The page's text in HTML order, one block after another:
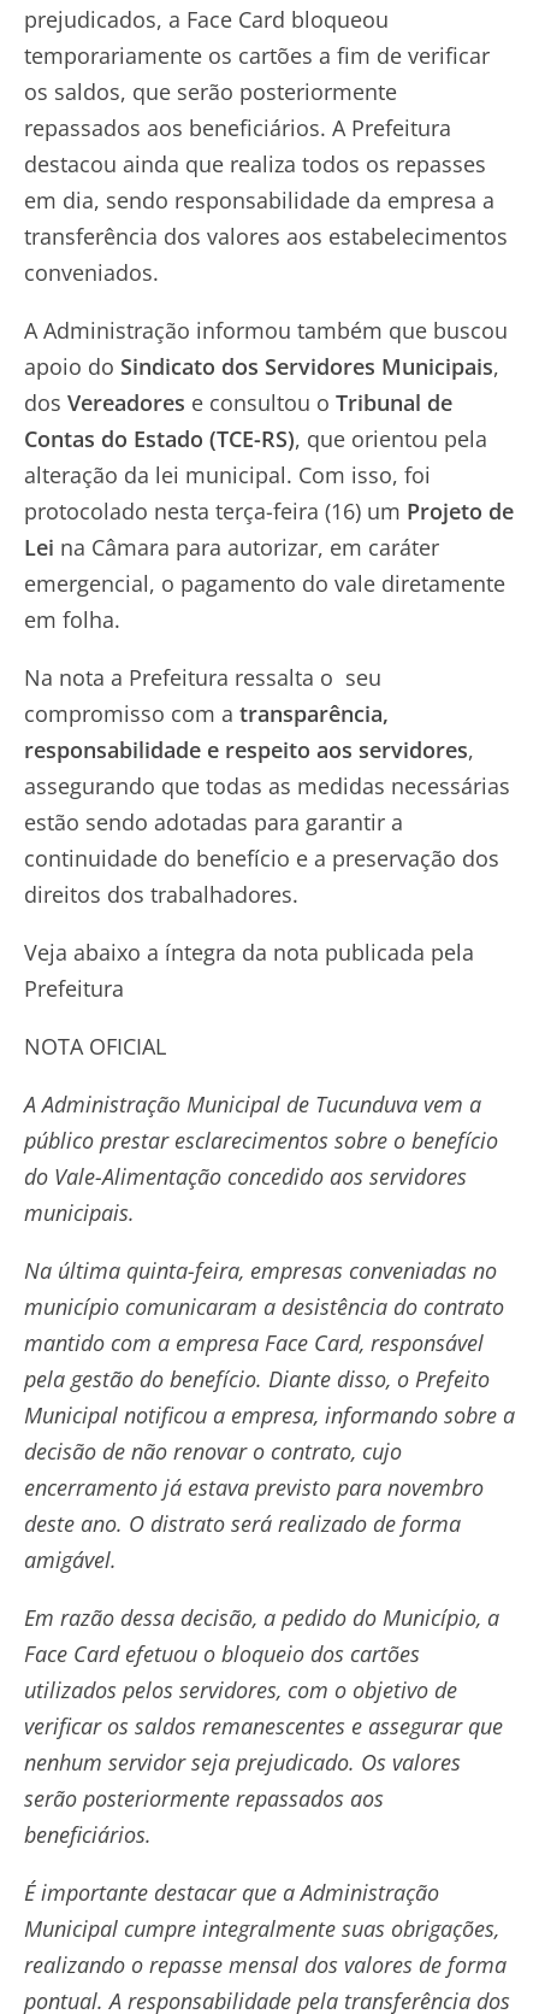
prejudicados, a Face Card bloqueou
temporariamente os cartões a fim de verificar
os saldos, que serão posteriormente
repassados aos beneficiários. A Prefeitura
destacou ainda que realiza todos os repasses
em dia, sendo responsabilidade da empresa a
transferência dos valores aos estabelecimentos
conveniados.
A Administração informou também que buscou
apoio do Sindicato dos Servidores Municipais,
dos Vereadores e consultou o Tribunal de
Contas do Estado (TCE-RS), que orientou pela
alteração da lei municipal. Com isso, foi
protocolado nesta terça-feira (16) um Projeto de
Lei na Câmara para autorizar, em caráter
emergencial, o pagamento do vale diretamente
em folha.
Na nota a Prefeitura ressalta o seu
compromisso com a transparência,
responsabilidade e respeito aos servidores,
assegurando que todas as medidas necessárias
estão sendo adotadas para garantir a
continuidade do benefício e a preservação dos
direitos dos trabalhadores.
Veja abaixo a íntegra da nota publicada pela
Prefeitura
NOTA OFICIAL
A Administração Municipal de Tucunduva vem a
público prestar esclarecimentos sobre o benefício
do Vale-Alimentação concedido aos servidores
municipais.
Na última quinta-feira, empresas conveniadas no
município comunicaram a desistência do contrato
mantido com a empresa Face Card, responsável
pela gestão do benefício. Diante disso, o Prefeito
Municipal notificou a empresa, informando sobre a
decisão de não renovar o contrato, cujo
encerramento já estava previsto para novembro
deste ano. O distrato será realizado de forma
amigável.
Em razão dessa decisão, a pedido do Município, a
Face Card efetuou o bloqueio dos cartões
utilizados pelos servidores, com o objetivo de
verificar os saldos remanescentes e assegurar que
nenhum servidor seja prejudicado. Os valores
serão posteriormente repassados aos
beneficiários.
É importante destacar que a Administração
Municipal cumpre integralmente suas obrigações,
realizando o repasse mensal dos valores de forma
pontual. A responsabilidade pela transferência dos